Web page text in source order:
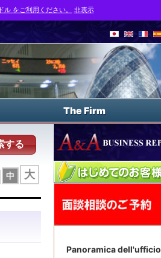
The Firm
する
中 大
Panoramica dell'ufficio
ル をご利用ください。 非表示